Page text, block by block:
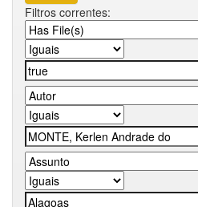
Filtros correntes: